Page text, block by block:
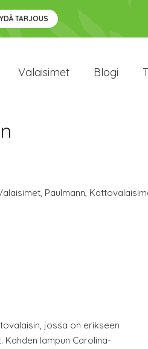
TARJOUS
Valaisimet Blogi
, Paulmann,
jossa on erikseen
lampun Carolina-